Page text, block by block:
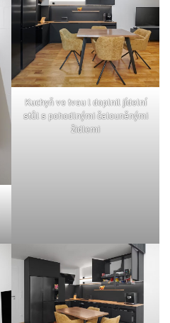
kuchyň ve tvau l doplnil jídelní
stůl s pohodlnými čalouněnými
židlemi